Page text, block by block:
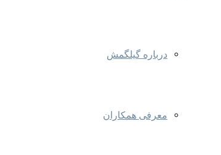
درباره گیلگمش
معرفی همکاران